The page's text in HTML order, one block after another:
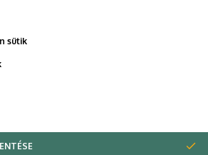
Adatvédelem
sütik